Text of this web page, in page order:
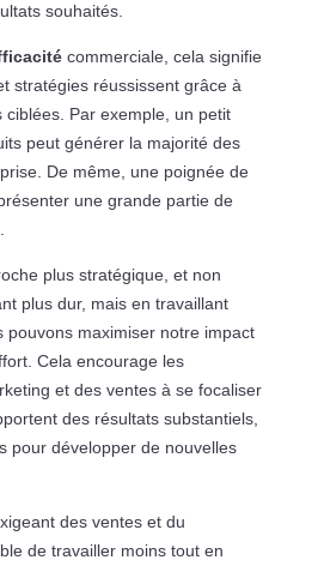
souhaités.
commerciale, cela signifie
stratégies réussissent grâce à
ciblées. Par exemple, un petit
peut générer la majorité des
De même, une poignée de
une grande partie de
plus stratégique, et non
plus dur, mais en travaillant
pouvons maximiser notre impact
Cela encourage les
et des ventes à se focaliser
des résultats substantiels,
pour développer de nouvelles
des ventes et du
de travailler moins tout en